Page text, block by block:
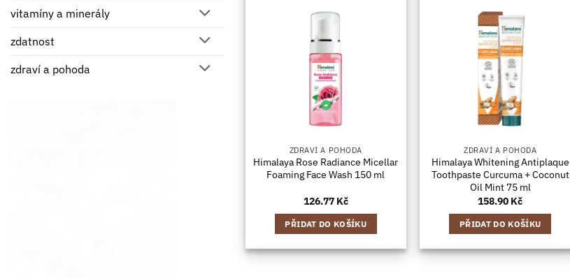
vitamíny a minerály
zdatnost
zdraví a pohoda
ZDRAVÍ A POHODA
Himalaya Rose Radiance Micellar
Foaming Face Wash 150 ml
126.77 Kč
PŘIDAT DO KOŠÍKU
ZDRAVÍ A POHODA
Himalaya Whitening Antiplaque
Toothpaste Curcuma + Coconut
Oil Mint 75 ml
158.90 Kč
PŘIDAT DO KOŠÍKU